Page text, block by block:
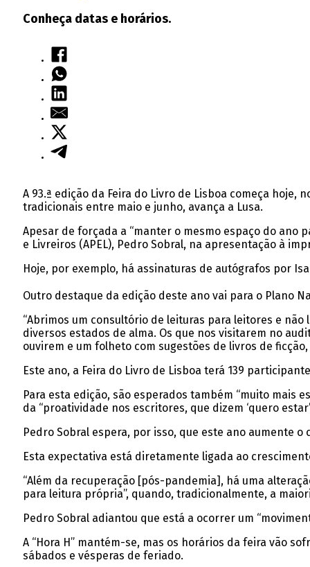
Conheça datas e horários.
A 93.ª edição da Feira do Livro de Lisboa começa hoje,
tradicionais entre maio e junho, avança a Lusa.
Apesar de forçada a “manter o mesmo espaço do ano
e Livreiros (APEL), Pedro Sobral, na apresentação à
Hoje, por exemplo, há assinaturas de autógrafos por
Outro destaque da edição deste ano vai para o Plano
“Abrimos um consultório de leituras para leitores e
diversos estados de alma. Os que nos visitarem no
ouvirem e um folheto com sugestões de livros de
Este ano, a Feira do Livro de Lisboa terá 139
Para esta edição, são esperados também “muito mais
da “proatividade nos escritores, que dizem ‘quero
Pedro Sobral espera, por isso, que este ano aumente
Esta expectativa está diretamente ligada ao
“Além da recuperação [pós-pandemia], há uma
para leitura própria”, quando, tradicionalmente, a
Pedro Sobral adiantou que está a ocorrer um
A “Hora H” mantém-se, mas os horários da feira vão
sábados e vésperas de feriado.